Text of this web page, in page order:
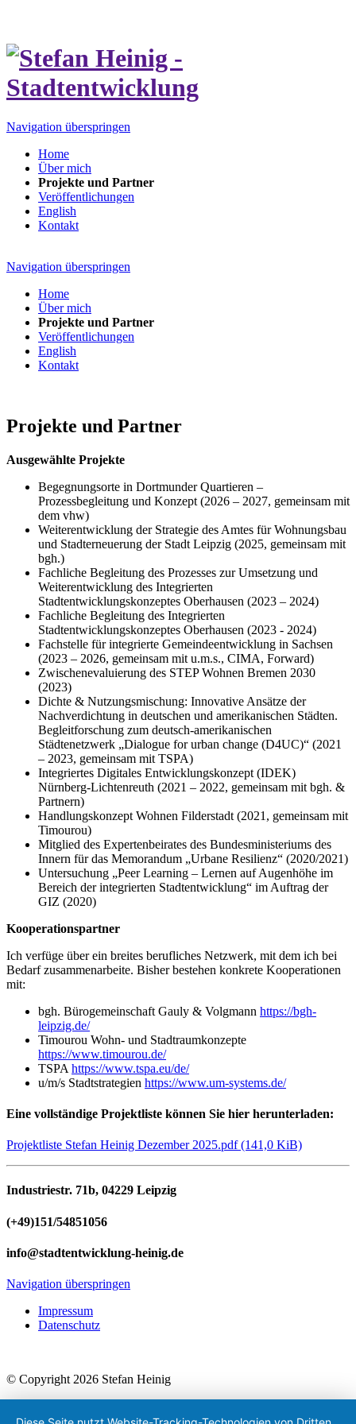
Navigation überspringen
Home
Über mich
Projekte und Partner
Veröffentlichungen
English
Kontakt
Navigation überspringen
Home
Über mich
Projekte und Partner
Veröffentlichungen
English
Kontakt
Projekte und Partner
Ausgewählte Projekte
Begegnungsorte in Dortmunder Quartieren –
Prozessbegleitung und Konzept (2026 – 2027, gemeinsam mit
dem vhw)
Weiterentwicklung der Strategie des Amtes für Wohnungsbau
und Stadterneuerung der Stadt Leipzig (2025, gemeinsam mit
bgh.)
Fachliche Begleitung des Prozesses zur Umsetzung und
Weiterentwicklung des Integrierten
Stadtentwicklungskonzeptes Oberhausen (2023 – 2024)
Fachliche Begleitung des Integrierten
Stadtentwicklungskonzeptes Oberhausen (2023 - 2024)
Fachstelle für integrierte Gemeindeentwicklung in Sachsen
(2023 – 2026, gemeinsam mit u.m.s., CIMA, Forward)
Zwischenevaluierung des STEP Wohnen Bremen 2030
(2023)
Dichte & Nutzungsmischung: Innovative Ansätze der
Nachverdichtung in deutschen und amerikanischen Städten.
Begleitforschung zum deutsch-amerikanischen
Städtenetzwerk „Dialogue for urban change (D4UC)“ (2021
– 2023, gemeinsam mit TSPA)
Integriertes Digitales Entwicklungskonzept (IDEK)
Nürnberg-Lichtenreuth (2021 – 2022, gemeinsam mit bgh. &
Partnern)
Handlungskonzept Wohnen Filderstadt (2021, gemeinsam mit
Timourou)
Mitglied des Expertenbeirates des Bundesministeriums des
Innern für das Memorandum „Urbane Resilienz“ (2020/2021)
Untersuchung „Peer Learning – Lernen auf Augenhöhe im
Bereich der integrierten Stadtentwicklung“ im Auftrag der
GIZ (2020)
Kooperationspartner
Ich verfüge über ein breites berufliches Netzwerk, mit dem ich bei
Bedarf zusammenarbeite. Bisher bestehen konkrete Kooperationen
mit:
bgh. Bürogemeinschaft Gauly & Volgmann https://bgh-
leipzig.de/
Timourou Wohn- und Stadtraumkonzepte
https://www.timourou.de/
TSPA https://www.tspa.eu/de/
u/m/s Stadtstrategien https://www.um-systems.de/
Eine vollständige Projektliste können Sie hier herunterladen:
Projektliste Stefan Heinig Dezember 2025.pdf(141,0 KiB)
Industriestr. 71b, 04229 Leipzig
(+49)151/54851056
info@stadtentwicklung-heinig.de
Navigation überspringen
Impressum
Datenschutz
© Copyright 2026 Stefan Heinig